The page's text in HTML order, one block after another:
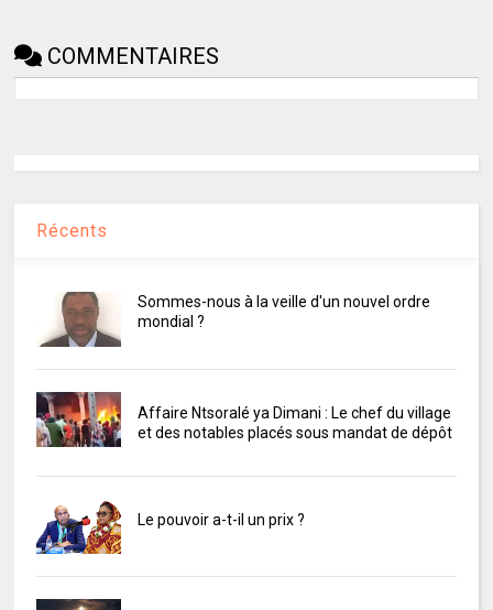
COMMENTAIRES
Récents
Sommes-nous à la veille d'un nouvel ordre
mondial ?
Affaire Ntsoralé ya Dimani : Le chef du village
et des notables placés sous mandat de dépôt
Le pouvoir a-t-il un prix ?